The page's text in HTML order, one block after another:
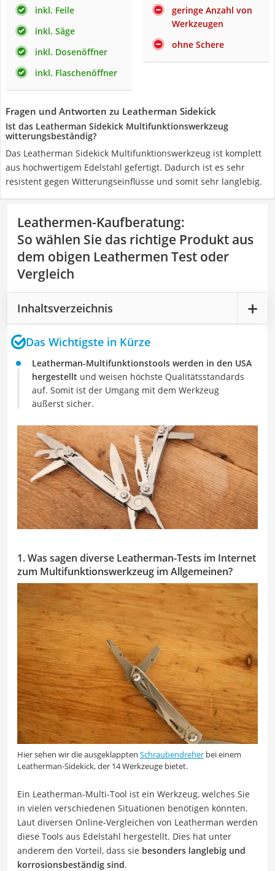
inkl. Feile
inkl. Säge
inkl. Dosenöffner
inkl. Flaschenöffner
geringe Anzahl von
Werkzeugen
ohne Schere
Fragen und Antworten zu Leatherman Sidekick
Ist das Leatherman Sidekick Multifunktionswerkzeug
witterungsbeständig?
Das Leatherman Sidekick Multifunktionswerkzeug ist komplett
aus hochwertigem Edelstahl gefertigt. Dadurch ist es sehr
resistent gegen Witterungseinflüsse und somit sehr langlebig.
Leathermen-Kaufberatung:
So wählen Sie das richtige Produkt aus
dem obigen Leathermen Test oder
Vergleich
Inhaltsverzeichnis
Das Wichtigste in Kürze
Leatherman-Multifunktionstools werden in den USA
hergestellt und weisen höchste Qualitätsstandards
auf. Somit ist der Umgang mit dem Werkzeug
äußerst sicher.
1. Was sagen diverse Leatherman-Tests im Internet
zum Multifunktionswerkzeug im Allgemeinen?
Hier sehen wir die ausgeklappten Schraubendreher bei einem
Leatherman-Sidekick, der 14 Werkzeuge bietet.
Ein Leatherman-Multi-Tool ist ein Werkzeug, welches Sie
in vielen verschiedenen Situationen benötigen könnten.
Laut diversen Online-Vergleichen von Leatherman werden
diese Tools aus Edelstahl hergestellt. Dies hat unter
anderem den Vorteil, dass sie besonders langlebig und
korrosionsbeständig sind.